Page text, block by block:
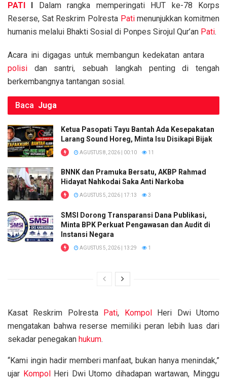
ce
b
o
k
tt
er
ail at
s
p
p
py
Li
k
ar
e
PATI I Dalam rangka memperingati HUT ke-78 Korps
Reserse, Sat Reskrim Polresta Patimenunjukkan komitmen
humanis melalui Bhakti Sosial di Ponpes Sirojul Qur’an Pati.
Acara ini digagas untuk membangun kedekatan antara
polisi dan santri, sebuah langkah penting di tengah
berkembangnya tantangan sosial.
Baca Juga
Ketua Pasopati Tayu Bantah Ada Kesepakatan
Larang Sound Horeg, Minta Isu Disikapi Bijak
AGUSTUS 8, 2026 | 00:10 11
BNNK dan Pramuka Bersatu, AKBP Rahmad
Hidayat Nahkodai Saka Anti Narkoba
AGUSTUS 5, 2026 | 17:13 3
SMSI Dorong Transparansi Dana Publikasi,
Minta BPK Perkuat Pengawasan dan Audit di
Instansi Negara
AGUSTUS 5, 2026 | 13:29 1
Kasat Reskrim Polresta Pati, KompolHeri Dwi Utomo
mengatakan bahwa reserse memiliki peran lebih luas dari
sekadar penegakan hukum.
“Kami ingin hadir memberi manfaat, bukan hanya menindak,”
ujar KompolHeri Dwi Utomo dihadapan wartawan, Minggu